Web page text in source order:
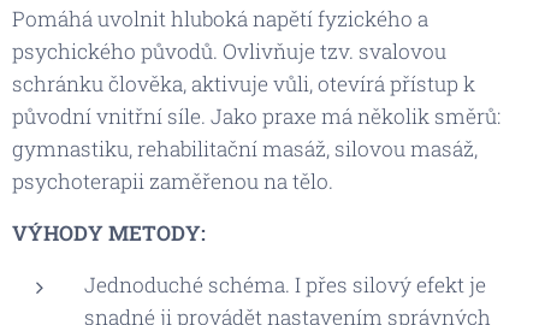
Pomáhá uvolnit hluboká napětí fyzického a
psychického původů. Ovlivňuje tzv. svalovou
schránku člověka, aktivuje vůli, otevírá přístup k
původní vnitřní síle. Jako praxe má několik směrů:
gymnastiku, rehabilitační masáž, silovou masáž,
psychoterapii zaměřenou na tělo.
VÝHODY METODY:
Jednoduché schéma. I přes silový efekt je
snadné ji provádět nastavením správných